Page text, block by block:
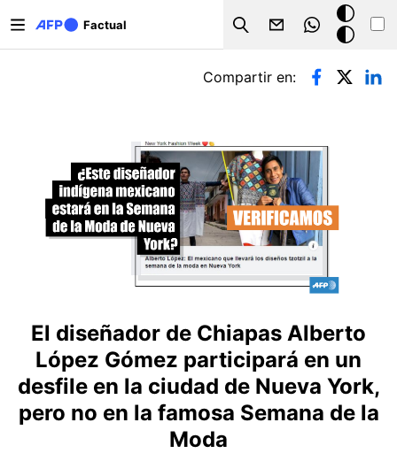
Factual
Search
Modo
oscuro
Solapas principales
Compartir en:
El diseñador de Chiapas Alberto
López Gómez participará en un
desfile en la ciudad de Nueva York,
pero no en la famosa Semana de la
Moda